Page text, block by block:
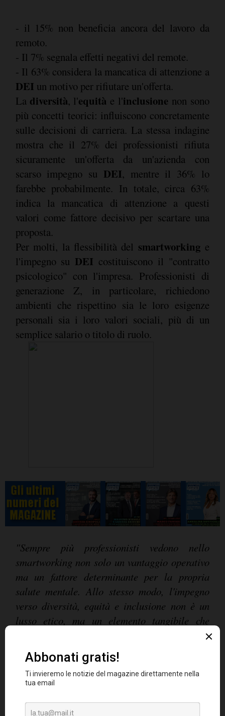
- il 15% non beneficia ancora del lavoro da
remoto.
- Il 7% segnala effetti negativi del remote.
- Il 63% considera la mancatica di attenzione a
DEI un motivo per rifiutare un'offerta.
La diversità, l'equità e l'inclusione non sono
più concetti teorici: influiscono concretamente
sulle decisioni di carriera. La stessa indagine
mostra che il 27% dei professionisti rifiuta
sicuramente un'offerta da un'azienda con
scarso impegno su DEI, mentre il 36% lo
farebbe probabilmente. In totale, circa 63%
indica la mancatica di attenzione a questi
valori come fattore decisivo per scartare una
proposta.
Per molti, la flessibilità del smartworkinge
l'impegno su DEI costituiscono il "contratto
psicologico" con l'impresa. Professionisti di
generazione Z, in particolare, richiedono
ambienti che rispettino sia le loro esigenze
personali sia i loro valori sociali, più di un
semplice salario o titolo di ruolo.
"Sempre più professionisti vedono nello
smartworking non solo un vantaggio operativo
ma un fattore determinante per la propria
salute mentale. Allo stesso modo, l'impegno
verso diversità, equità e inclusione non è un
lusso etico, ma un elemento tangibile che
condiziona scelte di carriera e retention",
commenta
Toby
Fowlston, Ceo di Robert
Walters.